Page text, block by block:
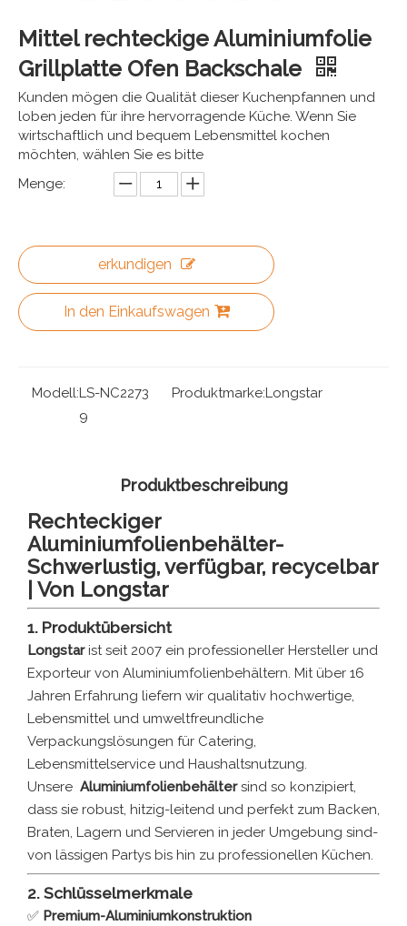
Mittel rechteckige Aluminiumfolie
Grillplatte Ofen Backschale
Kunden mögen die Qualität dieser Kuchenpfannen und
loben jeden für ihre hervorragende Küche. Wenn Sie
wirtschaftlich und bequem Lebensmittel kochen
möchten, wählen Sie es bitte
Menge:
erkundigen
In den Einkaufswagen
Modell:LS-NC2273
9
Produktmarke:Longstar
Produktbeschreibung
Rechteckiger
Aluminiumfolienbehälter-
Schwerlustig, verfügbar, recycelbar
| Von Longstar
1. Produktübersicht
Longstar ist seit 2007 ein professioneller Hersteller und
Exporteur von Aluminiumfolienbehältern. Mit über 16
Jahren Erfahrung liefern wir qualitativ hochwertige,
Lebensmittel und umweltfreundliche
Verpackungslösungen für Catering,
Lebensmittelservice und Haushaltsnutzung.
Unsere Aluminiumfolienbehältersind so konzipiert,
dass sie robust, hitzig-leitend und perfekt zum Backen,
Braten, Lagern und Servieren in jeder Umgebung sind-
von lässigen Partys bis hin zu professionellen Küchen.
2. Schlüsselmerkmale
✅ Premium-Aluminiumkonstruktion